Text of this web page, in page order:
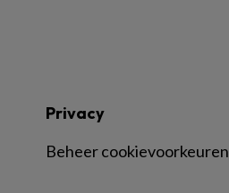
Privacy
Beheer cookievoorkeuren